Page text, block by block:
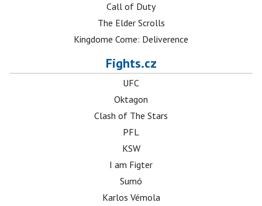
Call of Duty
The Elder Scrolls
Kingdome Come: Deliverence
Fights.cz
UFC
Oktagon
Clash of The Stars
PFL
KSW
I am Figter
Sumó
Karlos Vémola